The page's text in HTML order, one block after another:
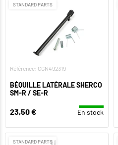
STANDARD PARTS
Référence: CGN492319
BÉQUILLE LATÉRALE SHERCO
SM-R / SE-R
23,50 € En stock
STANDARD PARTS